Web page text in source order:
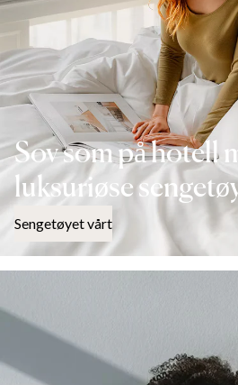
Sov som på hotell
luksuriøse
Sengetøyet vårt